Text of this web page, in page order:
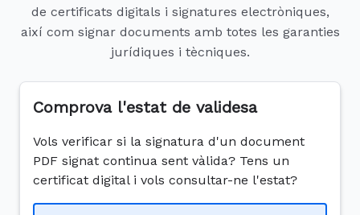
de certificats digitals i signatures electròniques,
així com signar documents amb totes les garanties
jurídiques i tècniques.
Comprova l'estat de validesa
Vols verificar si la signatura d'un document
PDF signat continua sent vàlida? Tens un
certificat digital i vols consultar-ne l'estat?